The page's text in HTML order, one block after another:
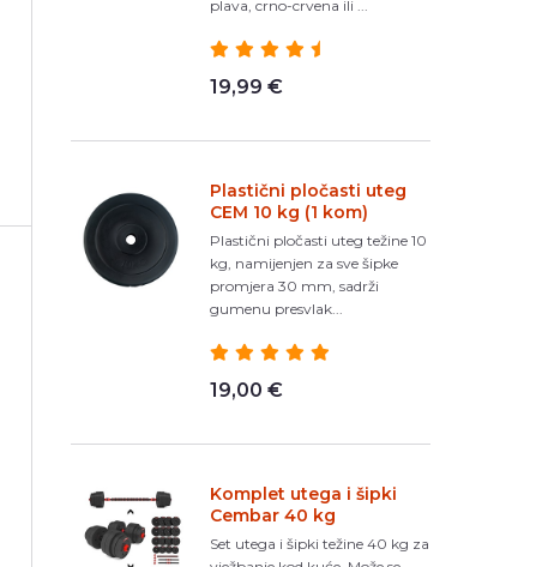
plava, crno-crvena ili ...
19,99 €
Plastični pločasti uteg
CEM 10 kg (1 kom)
Plastični pločasti uteg težine 10
kg, namijenjen za sve šipke
promjera 30 mm, sadrži
gumenu presvlak...
19,00 €
Komplet utega i šipki
Cembar 40 kg
Set utega i šipki težine 40 kg za